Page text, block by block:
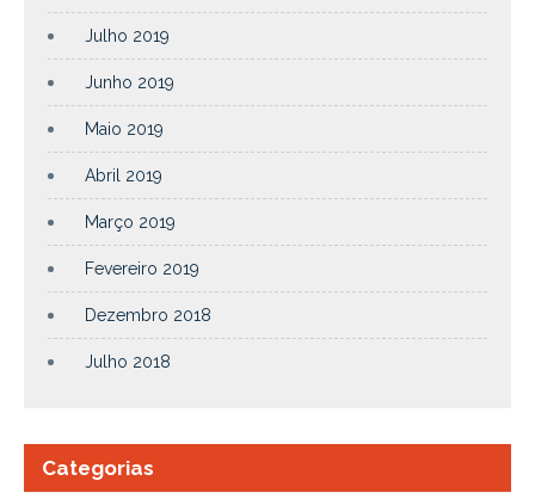
Julho 2019
Junho 2019
Maio 2019
Abril 2019
Março 2019
Fevereiro 2019
Dezembro 2018
Julho 2018
Categorias